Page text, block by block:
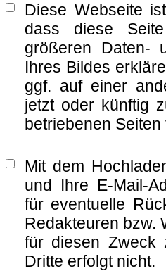
Diese Webseite
dass diese
größeren Daten-
Ihres Bildes
ggf. auf einer
jetzt oder künftig
betriebenen
Mit dem
und Ihre E-Mail-
für eventuelle
Redakteuren bzw.
für diesen Zweck
Dritte erfolgt nicht.